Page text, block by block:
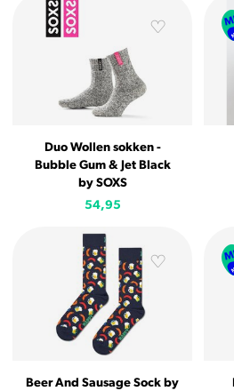
Duo Wollen sokken -
Bubble Gum & Jet Black
by SOXS
54,95
Beer And Sausage Sock by